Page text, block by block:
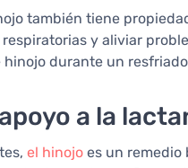
también tiene
y aliviar
durante un
a la
el hinojo es un remedio